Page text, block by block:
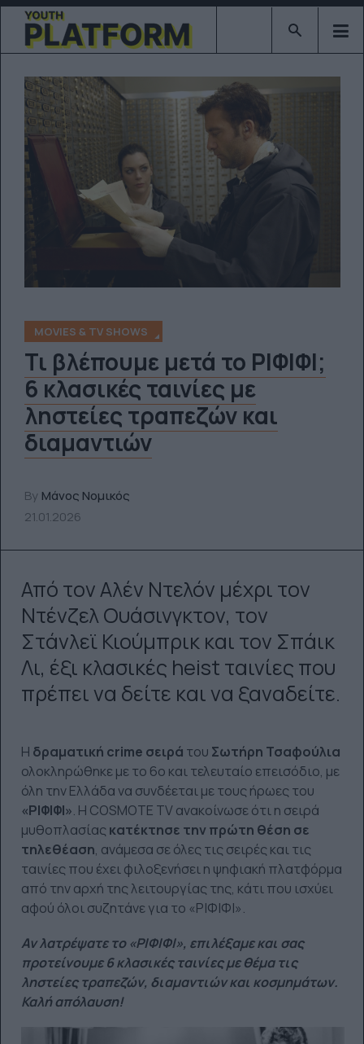
Type 2 or
MOVIES & TV SHOWS
Τι βλέπουμε μετά το ΡΙΦΙΦΙ;
6 κλασικές ταινίες με
ληστείες τραπεζών και
διαμαντιών
By Μάνος Νομικός
21.01.2026
Από τον Αλέν Ντελόν μέχρι τον
Ντένζελ Ουάσινγκτον, τον
Στάνλεϊ Κιούμπρικ και τον Σπάικ
Λι, έξι κλασικές heist ταινίες που
πρέπει να δείτε και να ξαναδείτε.
Η δραματική crime σειρά του Σωτήρη Τσαφούλια
ολοκληρώθηκε με το 6ο και τελευταίο επεισόδιο, με
όλη την Ελλάδα να συνδέεται με τους ήρωες του
«ΡΙΦΙΦΙ». Η COSMOTE TV ανακοίνωσε ότι η σειρά
μυθοπλασίας κατέκτησε την πρώτη θέση σε
τηλεθέαση, ανάμεσα σε όλες τις σειρές και τις
ταινίες που έχει φιλοξενήσει η ψηφιακή πλατφόρμα
από την αρχή της λειτουργίας της, κάτι που ισχύει
αφού όλοι συζητάνε για το «ΡΙΦΙΦΙ».
Αν λατρέψατε το «ΡΙΦΙΦΙ», επιλέξαμε και σας
προτείνουμε 6 κλασικές ταινίες με θέμα τις
ληστείες τραπεζών, διαμαντιών και κοσμημάτων.
Καλή απόλαυση!